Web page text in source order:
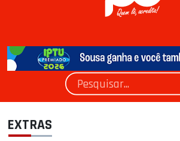
EXTRAS